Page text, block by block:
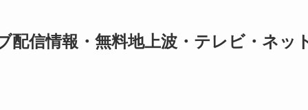
配信情報・無料地上波・テレビ・ネッ